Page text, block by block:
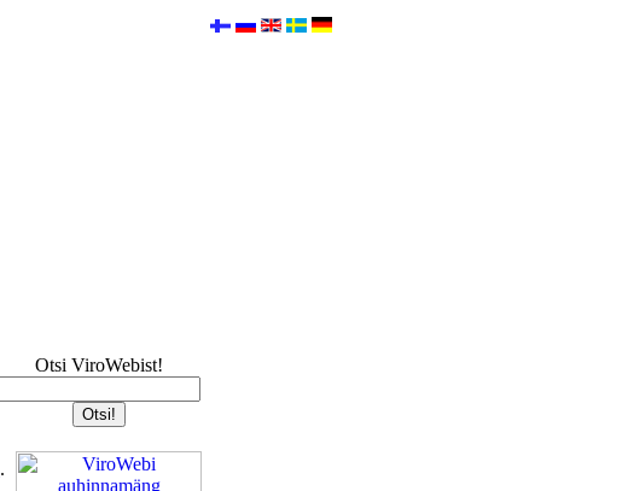
Otsi ViroWebist!
.